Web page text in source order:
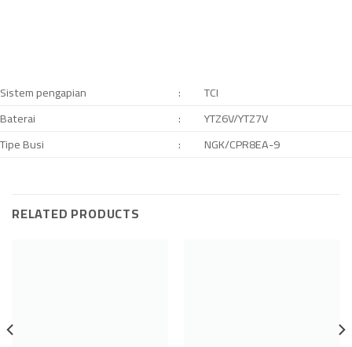
Sistem pengapian :
TCI
Baterai
:
YTZ6V/YTZ7V
Tipe Busi
: NGK/CPR8EA-9
RELATED PRODUCTS